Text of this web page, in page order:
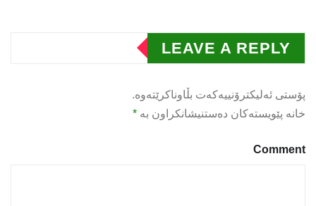
LEAVE A REPLY
پۆستی ئەلیکترۆنییەکەت بڵاوناکرێتەوە.
خانە پێویستەکان دەستنیشانکراون بە *
Comment